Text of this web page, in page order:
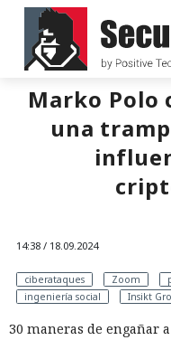
Marko Polo
una
14:38 / 18.09.2024
ciberataques Zoom
ingeniería social
Insikt
30 maneras de engañar